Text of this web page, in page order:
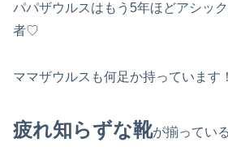
パパザウルスはもう5年ほどアシッ
者♡
ママザウルスも何足か持っています！
疲れ知らずな靴が揃ってい